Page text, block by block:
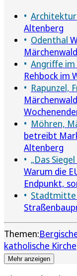
Architektur
Altenberg
Odenthal
Angriffe im
Rehbock im
Rapunzel,
Möhren,
betreibt
Altenberg
„Das
Warum die
Endpunkt,
Stadtmitte
Themen:
katholische Kirche
Mehr anzeigen